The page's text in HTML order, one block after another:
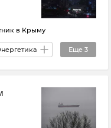
в Крыму
Еще 3